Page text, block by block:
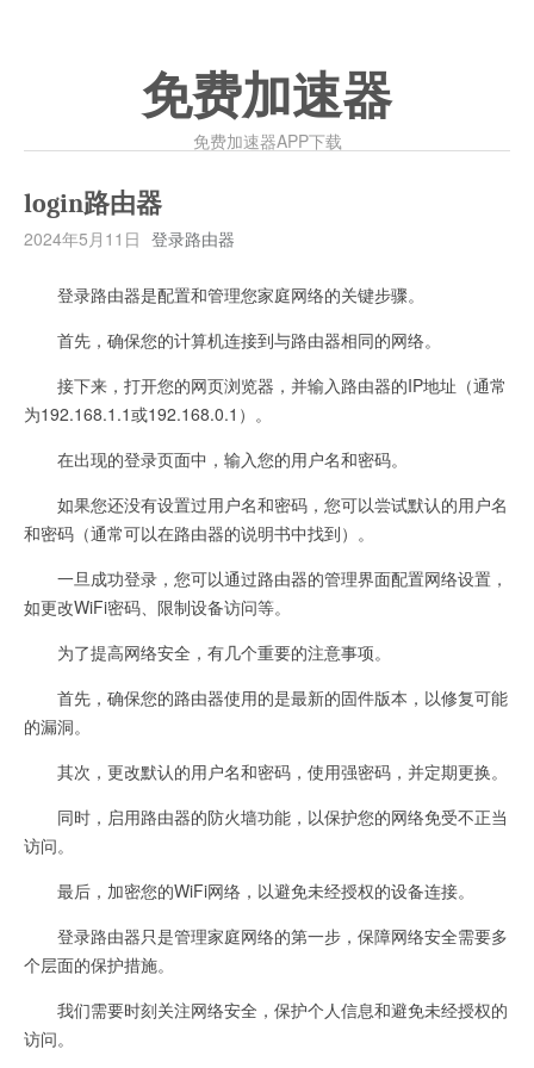
免费加速器
免费加速器APP下载
login路由器
2024年5月11日 登录路由器
登录路由器是配置和管理您家庭网络的关键步骤。
首先，确保您的计算机连接到与路由器相同的网络。
接下来，打开您的网页浏览器，并输入路由器的IP地址（通常
为192.168.1.1或192.168.0.1）。
在出现的登录页面中，输入您的用户名和密码。
如果您还没有设置过用户名和密码，您可以尝试默认的用户名
和密码（通常可以在路由器的说明书中找到）。
一旦成功登录，您可以通过路由器的管理界面配置网络设置，
如更改WiFi密码、限制设备访问等。
为了提高网络安全，有几个重要的注意事项。
首先，确保您的路由器使用的是最新的固件版本，以修复可能
的漏洞。
其次，更改默认的用户名和密码，使用强密码，并定期更换。
同时，启用路由器的防火墙功能，以保护您的网络免受不正当
访问。
最后，加密您的WiFi网络，以避免未经授权的设备连接。
登录路由器只是管理家庭网络的第一步，保障网络安全需要多
个层面的保护措施。
我们需要时刻关注网络安全，保护个人信息和避免未经授权的
访问。